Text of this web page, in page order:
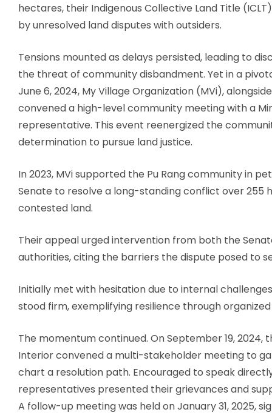
hectares, their Indigenous Collective Land Title
by unresolved land disputes with outsiders.
Tensions mounted as delays persisted, leading to
the threat of community disbandment. Yet in a
June 6, 2024, My Village Organization (MVi), alongside
convened a high-level community meeting with a
representative. This event reenergized the
determination to pursue land justice.
In 2023, MVi supported the Pu Rang community in
Senate to resolve a long-standing conflict over 255
contested land.
Their appeal urged intervention from both the
authorities, citing the barriers the dispute posed to
Initially met with hesitation due to internal
stood firm, exemplifying resilience through
The momentum continued. On September 19, 2024,
Interior convened a multi-stakeholder meeting to
chart a resolution path. Encouraged to speak
representatives presented their grievances and
A follow-up meeting was held on January 31, 2025,